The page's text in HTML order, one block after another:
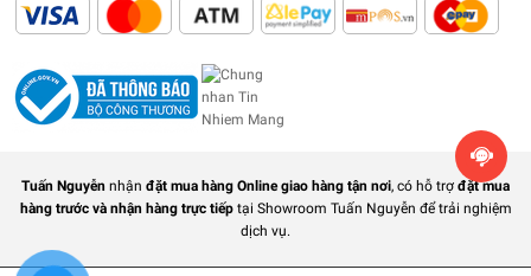
Tuấn Nguyễn nhận đặt mua hàng Online giao hàng tận nơi, có hỗ trợ đặt mua
hàng trước và nhận hàng trực tiếptại Showroom Tuấn Nguyễn để trải nghiệm
dịch vụ.